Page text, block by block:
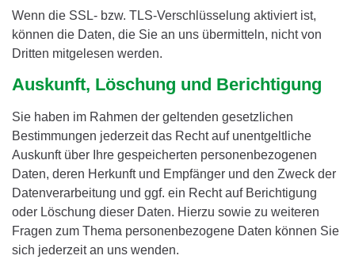
Wenn die SSL- bzw. TLS-Verschlüsselung aktiviert ist,
können die Daten, die Sie an uns übermitteln, nicht von
Dritten mitgelesen werden.
Auskunft, Löschung und Berichtigung
Sie haben im Rahmen der geltenden gesetzlichen
Bestimmungen jederzeit das Recht auf unentgeltliche
Auskunft über Ihre gespeicherten personenbezogenen
Daten, deren Herkunft und Empfänger und den Zweck der
Datenverarbeitung und ggf. ein Recht auf Berichtigung
oder Löschung dieser Daten. Hierzu sowie zu weiteren
Fragen zum Thema personenbezogene Daten können Sie
sich jederzeit an uns wenden.